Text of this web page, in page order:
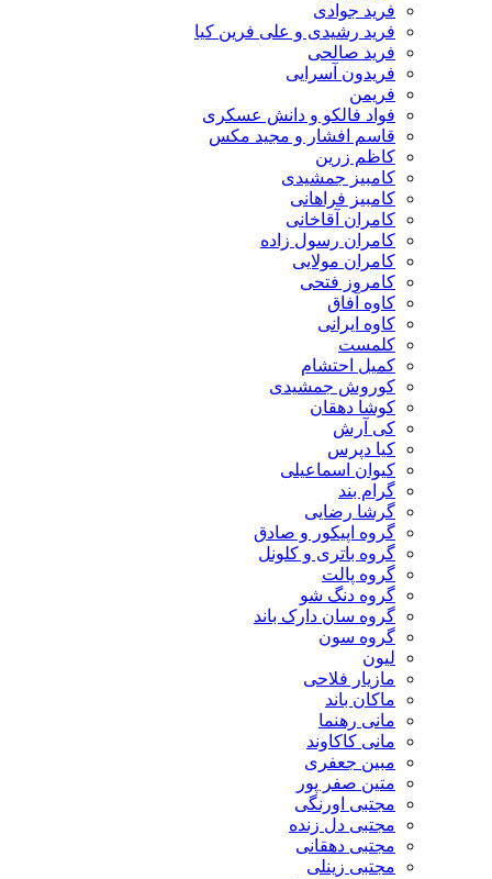
فرید جوادی
فرید رشیدی و علی فرین کیا
فرید صالحی
فریدون آسرایی
فریمن
فواد فالکو و دانش عسکری
قاسم افشار و مجید مکس
کاظم زرین
کامبیز جمشیدی
کامبیز فراهانی
کامران آقاخانی
کامران رسول زاده
کامران مولایی
کامروز فتحی
کاوه آفاق
کاوه ایرانی
کلمست
کمیل احتشام
کوروش جمشیدی
کوشا دهقان
کی آرش
کیا دپرس
کیوان اسماعیلی
گرام بند
گرشا رضایی
گروه اپیکور و صادق
گروه باتری و کلونل
گروه پالت
گروه دنگ شو
گروه سان دارک باند
گروه سون
لیون
مازیار فلاحی
ماکان باند
مانی رهنما
مانی کاکاوند
مبین جعفری
متین صفر پور
مجتبی اورنگی
مجتبی دل زنده
مجتبی دهقانی
مجتبی زینلی